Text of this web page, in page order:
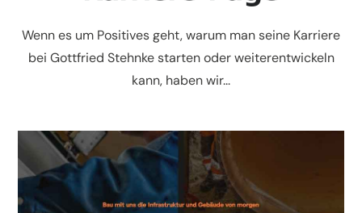
Wenn es um Positives geht, warum man seine Karriere
bei Gottfried Stehnke starten oder weiterentwickeln
kann, haben wir...